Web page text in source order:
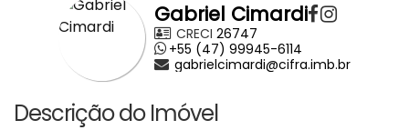
Gabriel Cimardi
CRECI 26747
+55 (47) 99945-6114
gabrielcimardi@cifra.imb.br
Descrição do Imóvel